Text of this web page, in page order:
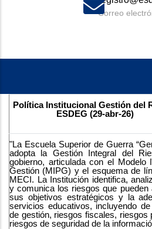
Política Institucional Gestión del
ESDEG (29-abr-26)
"La Escuela Superior de Guerra
adopta la Gestión Integral del
gobierno, articulada con el Modelo
Gestión (MIPG) y el esquema de
MECI. La Institución identifica,
y comunica los riesgos que pueden
sus objetivos estratégicos y la
servicios educativos, incluyendo
de gestión, riesgos fiscales, riesgos
riesgos de seguridad de la